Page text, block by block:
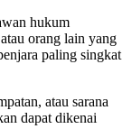
hukum
orang lain yang
paling singkat
atau sarana
dapat dikenai